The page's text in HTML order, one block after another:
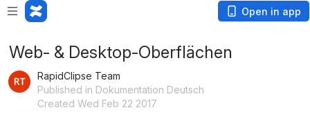
Open in app
Web- & Desktop-Oberflächen
RapidClipse Team
Published in Dokumentation Deutsch
Created Wed Feb 22 2017